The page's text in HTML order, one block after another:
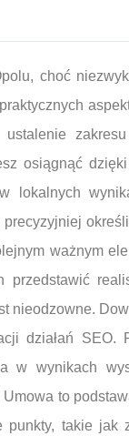
choć
osiągnąć
lokalnych
ważnym
przedstawić
nieodzowne.
działań
w wynikach
to
takie jak